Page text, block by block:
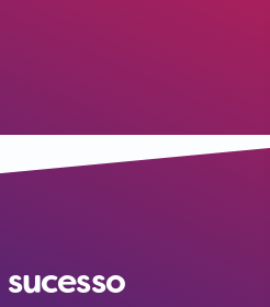
sucesso